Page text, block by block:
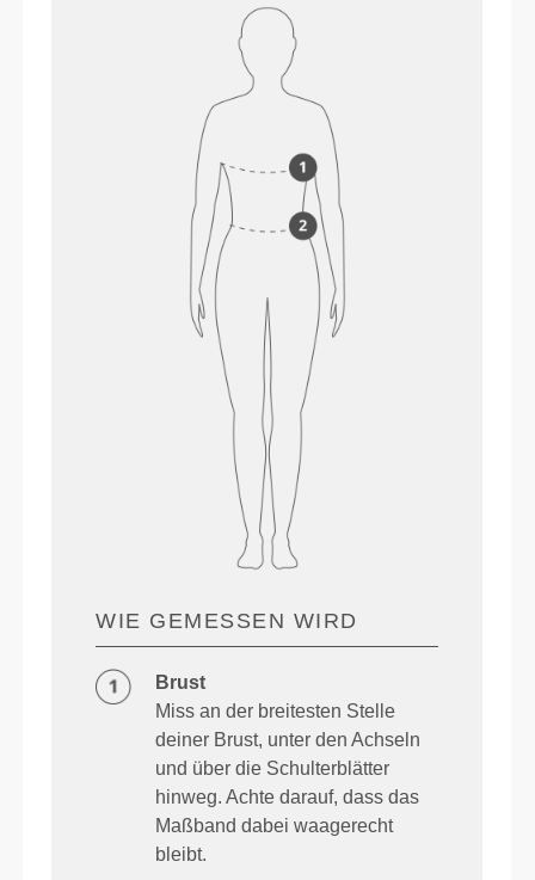
WIE GEMESSEN WIRD
Brust
Miss an der breitesten Stelle
deiner Brust, unter den Achseln
und über die Schulterblätter
hinweg. Achte darauf, dass das
Maßband dabei waagerecht
bleibt.